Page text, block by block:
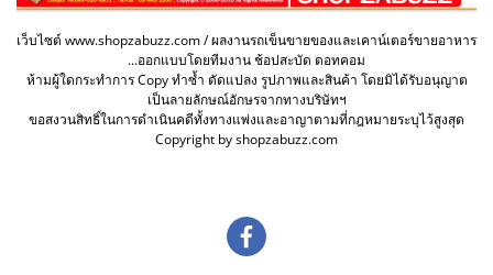
เว็บไซต์ www.shopzabuzz.com / ผลงานรถเข็นขายของและเคาน์เตอร์ขายอาหาร
...ออกแบบโดยทีมงาน ช้อปสะบัด ดอทคอม
ห้ามผู้ใดกระทำการ Copy ทำซ้ำ ดัดแปลง รูปภาพและสินค้า โดยมิได้รับอนุญาต
เป็นลายลักษณ์อักษรจากทางบริษัทฯ
ขอสงวนสิทธิ์ในการดำเนินคดีทั้งทางแพ่งและอาญาตามที่กฎหมายระบุไว้สูงสุด
Copyright by shopzabuzz.com